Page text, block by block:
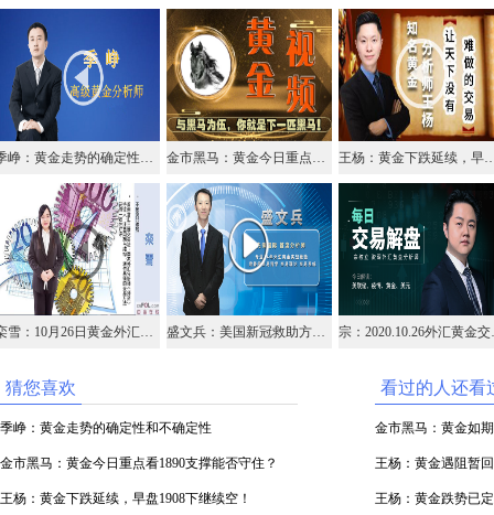
季峥：黄金走势的确定性和不确定性 金市黑马：黄金今日重点看1890支撑能否守住？ 王杨：黄金下跌延续，
栾雪：10月26日黄金外汇上证解盘 盛文兵：美国新冠救助方案难产，黄金1904区域高空 宗：
猜您喜欢
季峥：黄金走势的确定性和不确定性
金市黑马：黄金今日重点看1890支撑能否守住？
王杨：黄金下跌延续，早盘1908下继续空！
看过的人还看
金市黑马：黄金如
王杨：黄金遇阻暂
王杨：黄金跌势已